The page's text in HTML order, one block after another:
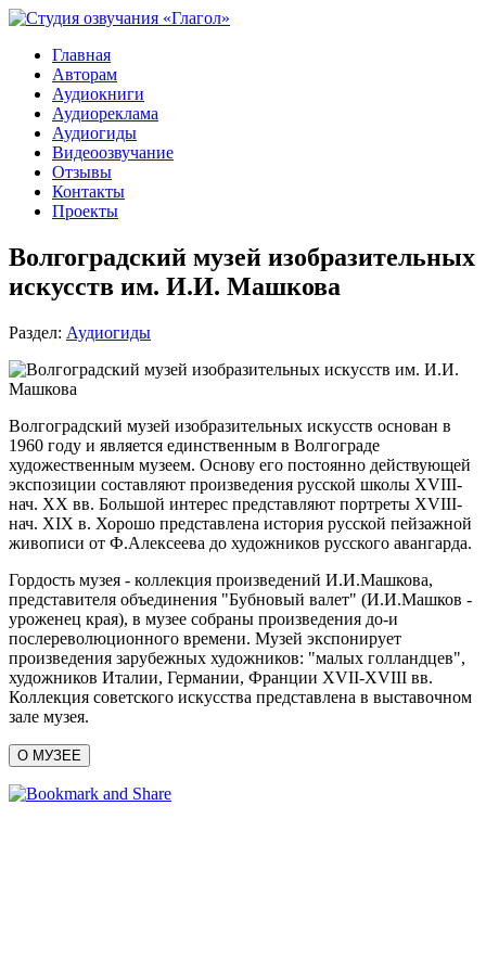
Главная
Авторам
Аудиокниги
Аудиореклама
Аудиогиды
Видеоозвучание
Отзывы
Контакты
Проекты
Волгоградский музей изобразительных
искусств им. И.И. Машкова
Раздел: Аудиогиды
Волгоградский музей изобразительных искусств основан в
1960 году и является единственным в Волгограде
художественным музеем. Основу его постоянно действующей
экспозиции составляют произведения русской школы XVIII-
нач. ХХ вв. Большой интерес представляют портреты XVIII-
нач. XIX в. Хорошо представлена история русской пейзажной
живописи от Ф.Алексеева до художников русского авангарда.
Гордость музея - коллекция произведений И.И.Машкова,
представителя объединения "Бубновый валет" (И.И.Машков -
уроженец края), в музее собраны произведения до-и
послереволюционного времени. Музей экспонирует
произведения зарубежных художников: "малых голландцев",
художников Италии, Германии, Франции XVII-XVIII вв.
Коллекция советского искусства представлена в выставочном
зале музея.